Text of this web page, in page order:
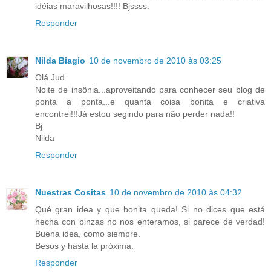
idéias maravilhosas!!!! Bjssss.
Responder
Nilda Biagio 10 de novembro de 2010 às 03:25
Olá Jud
Noite de insônia...aproveitando para conhecer seu blog de
ponta a ponta...e quanta coisa bonita e criativa
encontrei!!!Já estou segindo para não perder nada!!
Bj
Nilda
Responder
Nuestras Cositas 10 de novembro de 2010 às 04:32
Qué gran idea y que bonita queda! Si no dices que está
hecha con pinzas no nos enteramos, si parece de verdad!
Buena idea, como siempre.
Besos y hasta la próxima.
Responder